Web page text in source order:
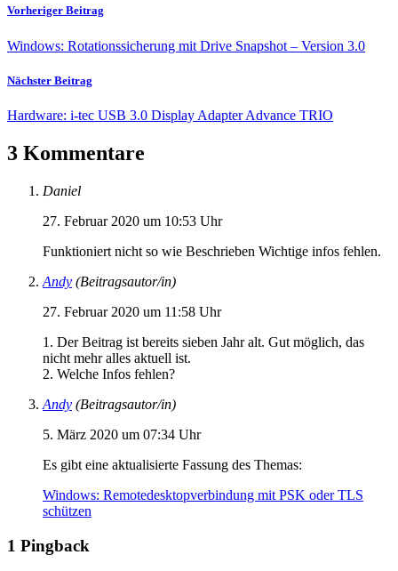
Vorheriger Beitrag
Windows: Rotationssicherung mit Drive Snapshot – Version 3.0
Nächster Beitrag
Hardware: i-tec USB 3.0 Display Adapter Advance TRIO
3 Kommentare
Daniel
27. Februar 2020 um 10:53 Uhr
Funktioniert nicht so wie Beschrieben Wichtige infos fehlen.
Andy (Beitragsautor/in)
27. Februar 2020 um 11:58 Uhr
1. Der Beitrag ist bereits sieben Jahr alt. Gut möglich, das
nicht mehr alles aktuell ist.
2. Welche Infos fehlen?
Andy (Beitragsautor/in)
5. März 2020 um 07:34 Uhr
Es gibt eine aktualisierte Fassung des Themas:
Windows: Remotedesktopverbindung mit PSK oder TLS
schützen
1 Pingback